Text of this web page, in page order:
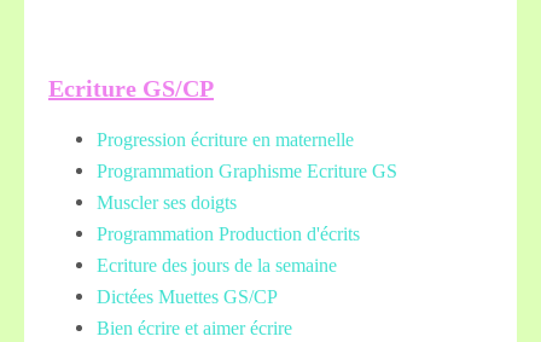
Ecriture GS/CP
Progression écriture en maternelle
Programmation Graphisme Ecriture GS
Muscler ses doigts
Programmation Production d'écrits
Ecriture des jours de la semaine
Dictées Muettes GS/CP
Bien écrire et aimer écrire